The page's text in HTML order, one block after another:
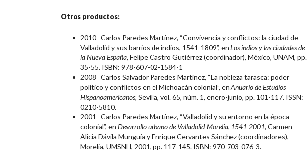
Otros productos:
2010 Carlos Paredes Martínez, “Convivencia y conflictos: la ciudad de
Valladolid y sus barrios de indios, 1541-1809”, en Los indios y las ciudades de
la Nueva España, Felipe Castro Gutiérrez (coordinador), México, UNAM, pp.
35-55. ISBN: 978-607-02-1584-1
2008 Carlos Salvador Paredes Martínez, “La nobleza tarasca: poder
político y conflictos en el Michoacán colonial”, en Anuario de Estudios
Hispanoamericanos, Sevilla, vol. 65, núm. 1, enero-junio, pp. 101-117. ISSN:
0210-5810.
2001 Carlos Paredes Martínez, “Valladolid y su entorno en la época
colonial”, en Desarrollo urbano de Valladolid-Morelia, 1541-2001, Carmen
Alicia Dávila Munguía y Enrique Cervantes Sánchez (coordinadores),
Morelia, UMSNH, 2001, pp. 117-145. ISBN: 970-703-076-3.